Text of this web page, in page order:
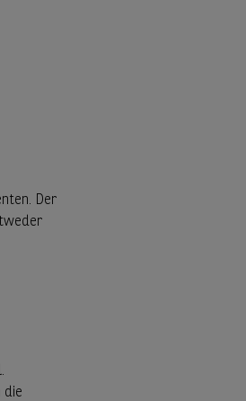
Der
die